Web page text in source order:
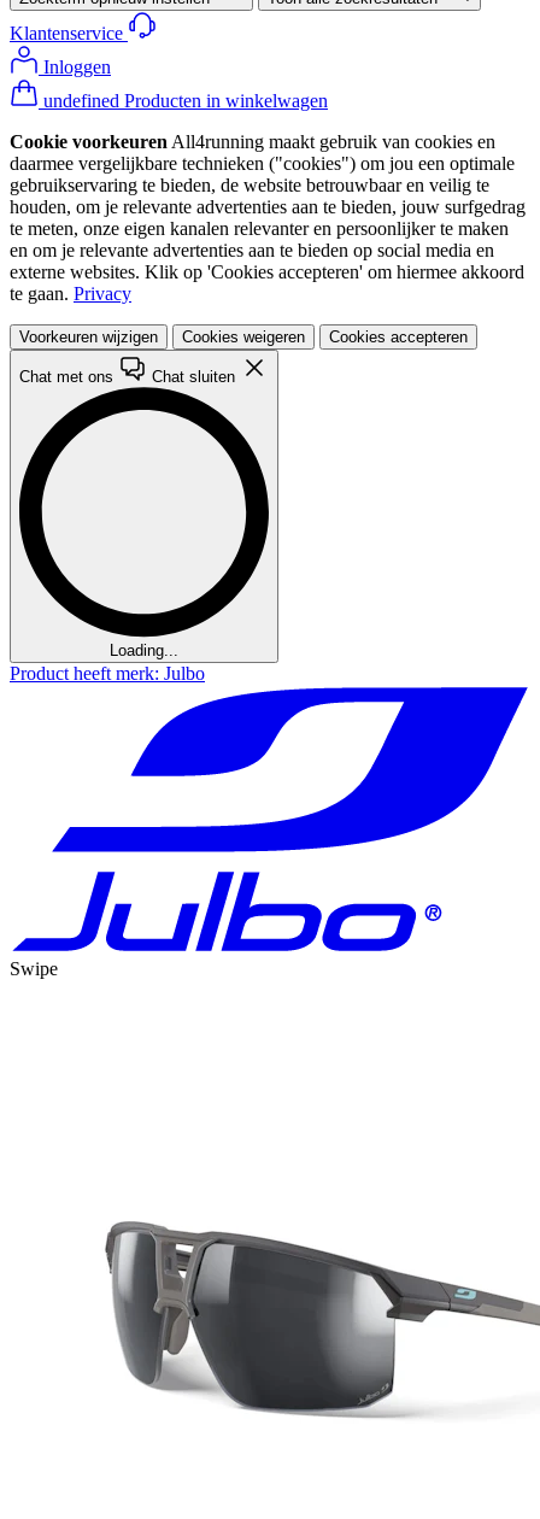
Klantenservice
Inloggen
undefined Producten in winkelwagen
Cookie voorkeuren All4running maakt gebruik van cookies en
daarmee vergelijkbare technieken ("cookies") om jou een optimale
gebruikservaring te bieden, de website betrouwbaar en veilig te
houden, om je relevante advertenties aan te bieden, jouw surfgedrag
te meten, onze eigen kanalen relevanter en persoonlijker te maken
en om je relevante advertenties aan te bieden op social media en
externe websites. Klik op 'Cookies accepteren' om hiermee akkoord
te gaan. Privacy
Voorkeuren wijzigen Cookies weigeren Cookies accepteren
Chat met ons Chat sluiten
Loading...
Product heeft merk: Julbo
Swipe